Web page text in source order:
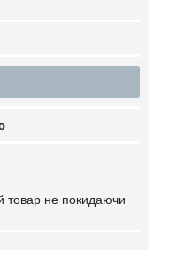
товар не покидаючи